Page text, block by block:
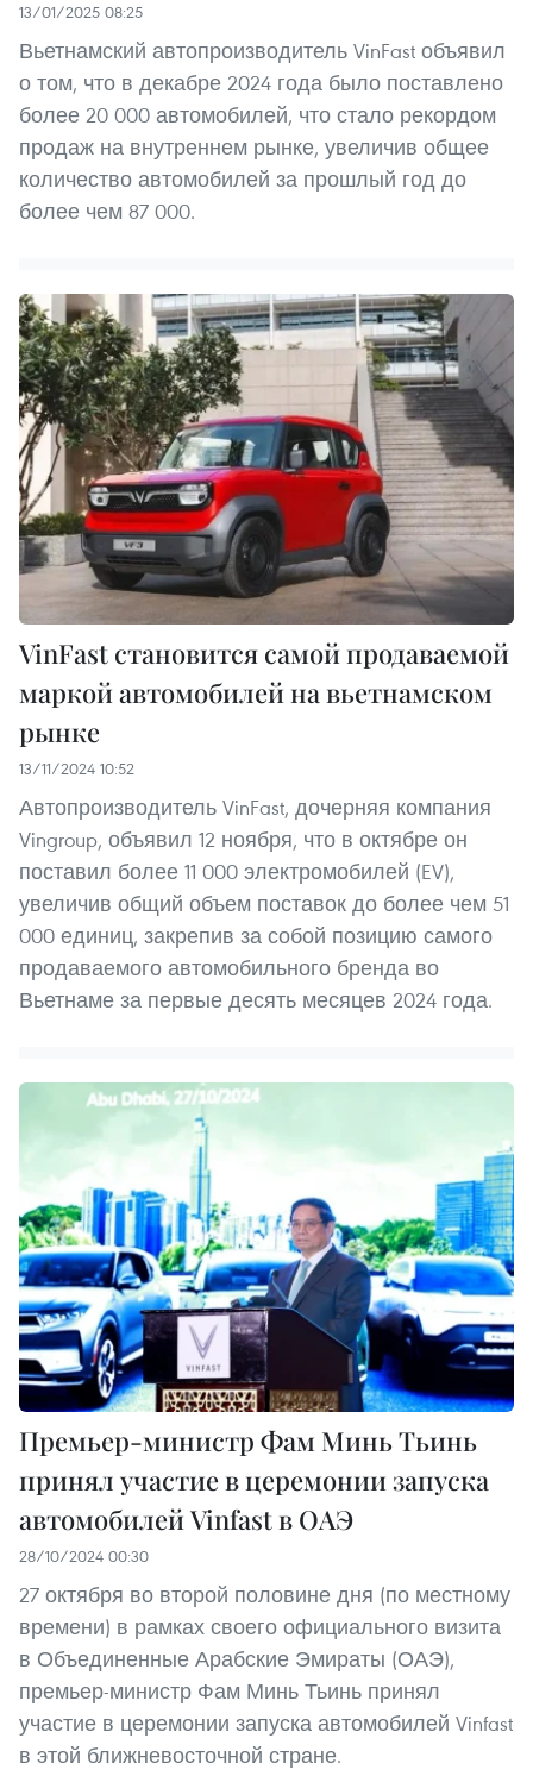
13/01/2025 08:25
Вьетнамский автопроизводитель VinFast объявил
о том, что в декабре 2024 года было поставлено
более 20 000 автомобилей, что стало рекордом
продаж на внутреннем рынке, увеличив общее
количество автомобилей за прошлый год до
более чем 87 000.
VinFast становится самой продаваемой
маркой автомобилей на вьетнамском
рынке
13/11/2024 10:52
Автопроизводитель VinFast, дочерняя компания
Vingroup, объявил 12 ноября, что в октябре он
поставил более 11 000 электромобилей (EV),
увеличив общий объем поставок до более чем 51
000 единиц, закрепив за собой позицию самого
продаваемого автомобильного бренда во
Вьетнаме за первые десять месяцев 2024 года.
Премьер-министр Фам Минь Тьинь
принял участие в церемонии запуска
автомобилей Vinfast в ОАЭ
28/10/2024 00:30
27 октября во второй половине дня (по местному
времени) в рамках своего официального визита
в Объединенные Арабские Эмираты (ОАЭ),
премьер-министр Фам Минь Тьинь принял
участие в церемонии запуска автомобилей Vinfast
в этой ближневосточной стране.